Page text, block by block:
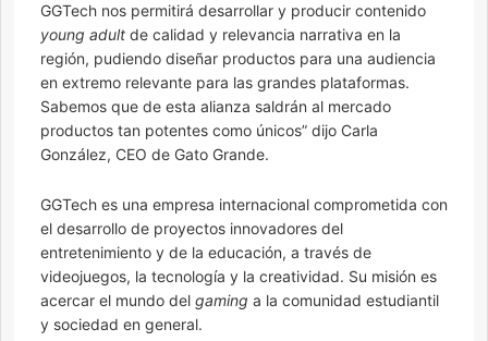
GGTech nos permitirá desarrollar y producir contenido
young adult de calidad y relevancia narrativa en la
región, pudiendo diseñar productos para una audiencia
en extremo relevante para las grandes plataformas.
Sabemos que de esta alianza saldrán al mercado
productos tan potentes como únicos” dijo Carla
González, CEO de Gato Grande.
GGTech es una empresa internacional comprometida con
el desarrollo de proyectos innovadores del
entretenimiento y de la educación, a través de
videojuegos, la tecnología y la creatividad. Su misión es
acercar el mundo del gaming a la comunidad estudiantil
y sociedad en general.